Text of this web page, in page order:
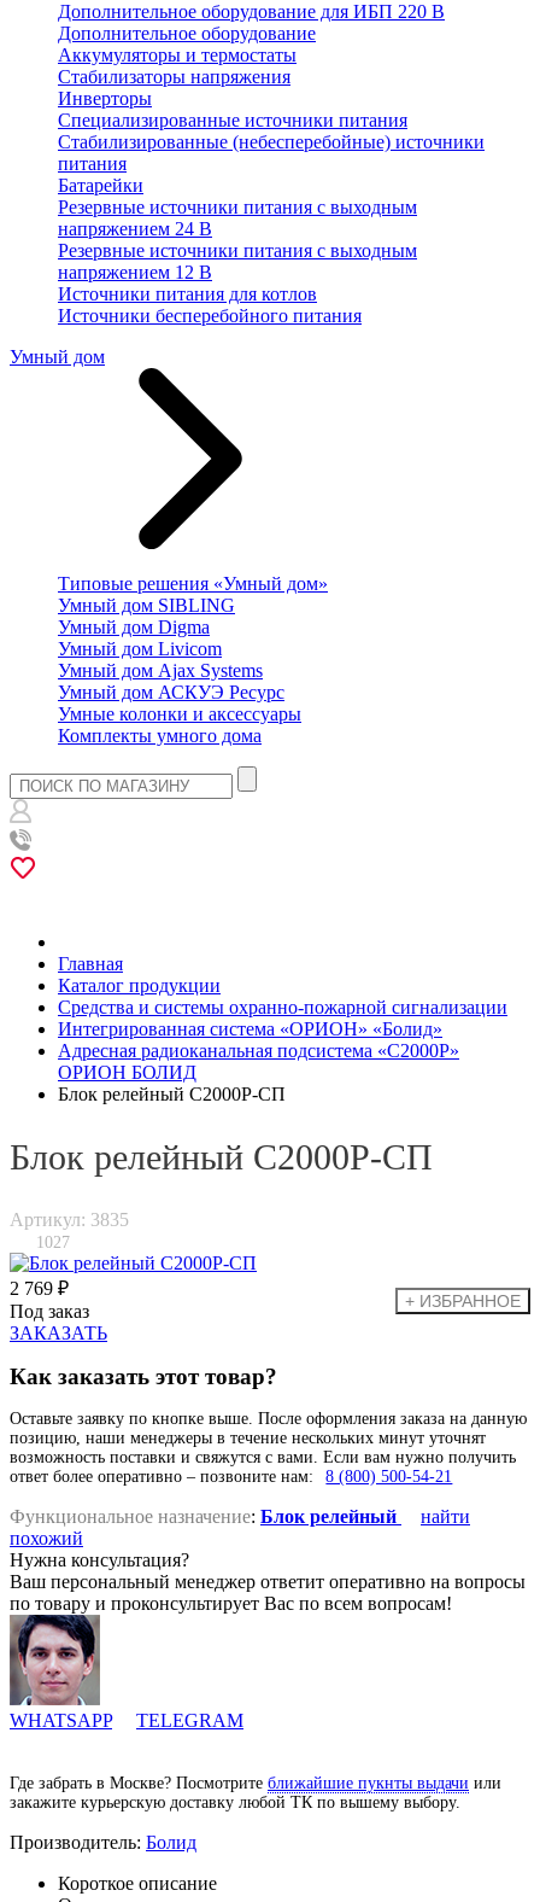
Дополнительное оборудование для ИБП 220 В
Дополнительное оборудование
Аккумуляторы и термостаты
Стабилизаторы напряжения
Инверторы
Специализированные источники питания
Стабилизированные (небесперебойные) источники
питания
Батарейки
Резервные источники питания с выходным
напряжением 24 В
Резервные источники питания с выходным
напряжением 12 В
Источники питания для котлов
Источники бесперебойного питания
Умный дом
Типовые решения «Умный дом»
Умный дом SIBLING
Умный дом Digma
Умный дом Livicom
Умный дом Ajax Systems
Умный дом АСКУЭ Ресурс
Умные колонки и аксессуары
Комплекты умного дома
Главная
Каталог продукции
Средства и системы охранно-пожарной сигнализации
Интегрированная система «ОРИОН» «Болид»
Адресная радиоканальная подсистема «С2000Р»
ОРИОН БОЛИД
Блок релейный С2000Р-СП
Блок релейный С2000Р-СП
Артикул: 3835
1027
2 769 ₽
Под заказ
ЗАКАЗАТЬ
Как заказать этот товар?
Оставьте заявку по кнопке выше. После оформления заказа на данную
позицию, наши менеджеры в течение нескольких минут уточнят
возможность поставки и свяжутся с вами. Если вам нужно получить
ответ более оперативно – позвоните нам:
8 (800) 500-54-21
Функциональное назначение: Блок релейный
найти
похожий
Нужна консультация?
Ваш персональный менеджер ответит оперативно на вопросы
по товару и проконсультирует Вас по всем вопросам!
WHATSAPP TELEGRAM
Где забрать в Москве? Посмотрите ближайшие пукнты выдачи или
закажите курьерскую доставку любой ТК по вышему выбору.
Производитель: Болид
Короткое описание